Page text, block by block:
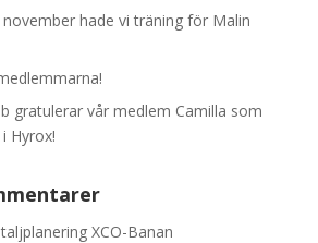
hade vi träning för Malin
gratulerar vår medlem Camilla som
Hyrox!
XCO-Banan